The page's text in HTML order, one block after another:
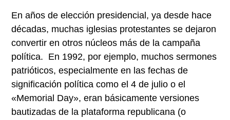
En años de elección presidencial, ya desde hace
décadas, muchas iglesias protestantes se dejaron
convertir en otros núcleos más de la campaña
política. En 1992, por ejemplo, muchos sermones
patrióticos, especialmente en las fechas de
significación política como el 4 de julio o el
«Memorial Day», eran básicamente versiones
bautizadas de la plataforma republicana (o